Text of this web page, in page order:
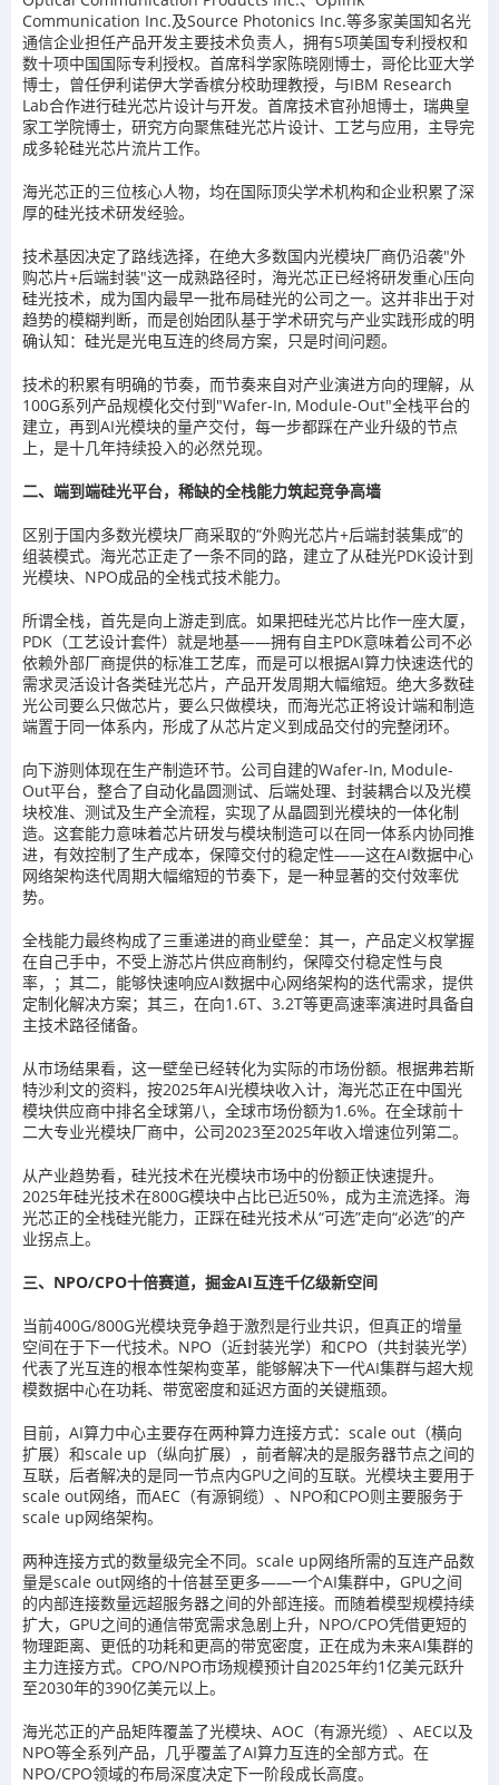
Communication Inc.及Source Photonics Inc.等多家美国知名光
通信企业担任产品开发主要技术负责人，拥有5项美国专利授权和
数十项中国国际专利授权。首席科学家陈晓刚博士，哥伦比亚大学
博士，曾任伊利诺伊大学香槟分校助理教授，与IBM Research
Lab合作进行硅光芯片设计与开发。首席技术官孙旭博士，瑞典皇
家工学院博士，研究方向聚焦硅光芯片设计、工艺与应用，主导完
成多轮硅光芯片流片工作。
海光芯正的三位核心人物，均在国际顶尖学术机构和企业积累了深
厚的硅光技术研发经验。
技术基因决定了路线选择，在绝大多数国内光模块厂商仍沿袭"外
购芯片+后端封装"这一成熟路径时，海光芯正已经将研发重心压向
硅光技术，成为国内最早一批布局硅光的公司之一。这并非出于对
趋势的模糊判断，而是创始团队基于学术研究与产业实践形成的明
确认知：硅光是光电互连的终局方案，只是时间问题。
技术的积累有明确的节奏，而节奏来自对产业演进方向的理解，从
100G系列产品规模化交付到"Wafer-In, Module-Out"全栈平台的
建立，再到AI光模块的量产交付，每一步都踩在产业升级的节点
上，是十几年持续投入的必然兑现。
二、端到端硅光平台，稀缺的全栈能力筑起竞争高墙
区别于国内多数光模块厂商采取的“外购光芯片+后端封装集成”的
组装模式。海光芯正走了一条不同的路，建立了从硅光PDK设计到
光模块、NPO成品的全栈式技术能力。
所谓全栈，首先是向上游走到底。如果把硅光芯片比作一座大厦，
PDK（工艺设计套件）就是地基——拥有自主PDK意味着公司不必
依赖外部厂商提供的标准工艺库，而是可以根据AI算力快速迭代的
需求灵活设计各类硅光芯片，产品开发周期大幅缩短。绝大多数硅
光公司要么只做芯片，要么只做模块，而海光芯正将设计端和制造
端置于同一体系内，形成了从芯片定义到成品交付的完整闭环。
向下游则体现在生产制造环节。公司自建的Wafer-In, Module-
Out平台，整合了自动化晶圆测试、后端处理、封装耦合以及光模
块校准、测试及生产全流程，实现了从晶圆到光模块的一体化制
造。这套能力意味着芯片研发与模块制造可以在同一体系内协同推
进，有效控制了生产成本，保障交付的稳定性——这在AI数据中心
网络架构迭代周期大幅缩短的节奏下，是一种显著的交付效率优
势。
全栈能力最终构成了三重递进的商业壁垒：其一，产品定义权掌握
在自己手中，不受上游芯片供应商制约，保障交付稳定性与良
率，；其二，能够快速响应AI数据中心网络架构的迭代需求，提供
定制化解决方案；其三，在向1.6T、3.2T等更高速率演进时具备自
主技术路径储备。
从市场结果看，这一壁垒已经转化为实际的市场份额。根据弗若斯
特沙利文的资料，按2025年AI光模块收入计，海光芯正在中国光
模块供应商中排名全球第八，全球市场份额为1.6%。在全球前十
二大专业光模块厂商中，公司2023至2025年收入增速位列第二。
从产业趋势看，硅光技术在光模块市场中的份额正快速提升。
2025年硅光技术在800G模块中占比已近50%，成为主流选择。海
光芯正的全栈硅光能力，正踩在硅光技术从“可选”走向“必选”的产
业拐点上。
三、NPO/CPO十倍赛道，掘金AI互连千亿级新空间
当前400G/800G光模块竞争趋于激烈是行业共识，但真正的增量
空间在于下一代技术。NPO（近封装光学）和CPO（共封装光学）
代表了光互连的根本性架构变革，能够解决下一代AI集群与超大规
模数据中心在功耗、带宽密度和延迟方面的关键瓶颈。
目前，AI算力中心主要存在两种算力连接方式：scale out（横向
扩展）和scale up（纵向扩展），前者解决的是服务器节点之间的
互联，后者解决的是同一节点内GPU之间的互联。光模块主要用于
scale out网络，而AEC（有源铜缆）、NPO和CPO则主要服务于
scale up网络架构。
两种连接方式的数量级完全不同。scale up网络所需的互连产品数
量是scale out网络的十倍甚至更多——一个AI集群中，GPU之间
的内部连接数量远超服务器之间的外部连接。而随着模型规模持续
扩大，GPU之间的通信带宽需求急剧上升，NPO/CPO凭借更短的
物理距离、更低的功耗和更高的带宽密度，正在成为未来AI集群的
主力连接方式。CPO/NPO市场规模预计自2025年约1亿美元跃升
至2030年的390亿美元以上。
海光芯正的产品矩阵覆盖了光模块、AOC（有源光缆）、AEC以及
NPO等全系列产品，几乎覆盖了AI算力互连的全部方式。在
NPO/CPO领域的布局深度决定下一阶段成长高度。